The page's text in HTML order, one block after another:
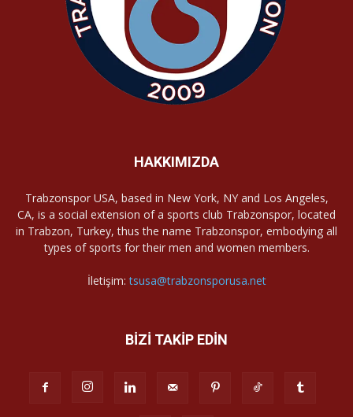
HAKKIMIZDA
Trabzonspor USA, based in New York, NY and Los Angeles,
CA, is a social extension of a sports club Trabzonspor, located
in Trabzon, Turkey, thus the name Trabzonspor, embodying all
types of sports for their men and women members.
İletişim:tsusa@trabzonsporusa.net
BİZİ TAKİP EDİN